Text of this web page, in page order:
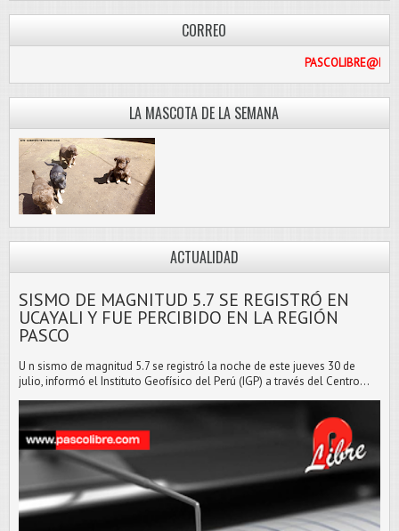
CORREO
LA MASCOTA DE LA SEMANA
ACTUALIDAD
SISMO DE MAGNITUD 5.7 SE REGISTRÓ EN
UCAYALI Y FUE PERCIBIDO EN LA REGIÓN
PASCO
U n sismo de magnitud 5.7 se registró la noche de este jueves 30 de
julio, informó el Instituto Geofísico del Perú (IGP) a través del Centro...